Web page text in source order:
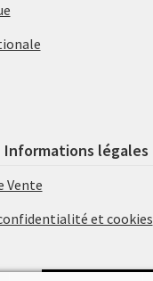
Informations légales
Vente
et cookies